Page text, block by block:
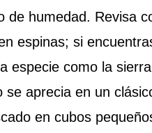
de humedad. Revisa
espinas; si
especie como la
se aprecia en un
en cubos